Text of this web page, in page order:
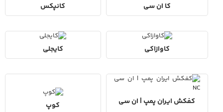
کا ان سی کانپکس
کاوازاکی کایجلی
کفکش ایران پمپ | ان سی
کوپ